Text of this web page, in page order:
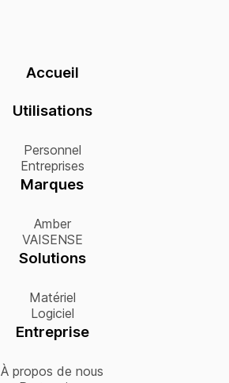
Accueil
Utilisations
Personnel
Entreprises
Marques
Amber
VAISENSE
Solutions
Matériel
Logiciel
Entreprise
À propos de nous